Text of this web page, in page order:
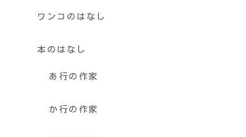
ワンコのはなし
本のはなし
あ行の作家
か行の作家